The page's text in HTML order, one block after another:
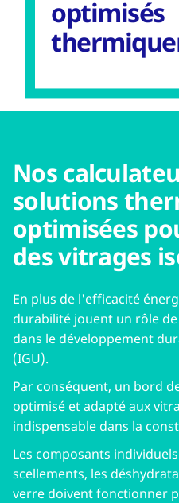
optimisés
Nos
solutions
optimisées
des vitrages
En plus de l'efficacité
durabilité jouent un rôle
dans le développement
(IGU).
Par conséquent, un bord
optimisé et adapté aux
indispensable dans la
Les composants
scellements, les
verre doivent fonctionner